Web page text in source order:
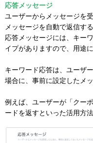
応答メッセージ
ユーザーからメッセージを
メッセージを自動で返信する
応答メッセージには、キー
イプがありますので、用途
キーワード応答は、ユーザ
場合に、事前に設定したメ
例えば、ユーザーが「クー
ードを返すといった活用方